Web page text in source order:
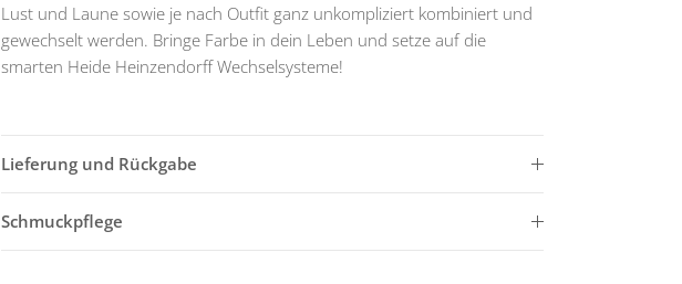
Lust und Laune sowie je nach Outfit ganz unkompliziert kombiniert und
gewechselt werden. Bringe Farbe in dein Leben und setze auf die
smarten Heide Heinzendorff Wechselsysteme!
Lieferung und Rückgabe
Schmuckpflege